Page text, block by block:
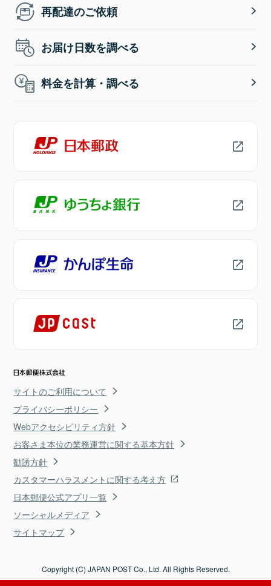
再配達のご依頼
お届け日数を調べる
料金を計算・調べる
サイトのご利用について
プライバシーポリシー
Webアクセシビリティ方針
お客さま本位の業務運営に関する基本方針
勧誘方針
カスタマーハラスメントに関する考え方
日本郵便公式アプリ一覧
ソーシャルメディア
サイトマップ
Copyright (C) JAPAN POST Co., Ltd. All Rights Reserved.